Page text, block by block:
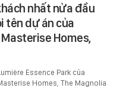
nhất nửa đầu
tên dự án của
Homes,
Essence Park của
Homes, The Magnolia